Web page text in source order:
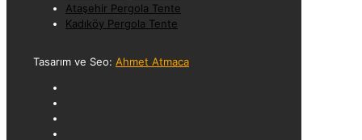
Ataşehir Pergola Tente
Kadıköy Pergola Tente
Tasarım ve Seo: Ahmet Atmaca